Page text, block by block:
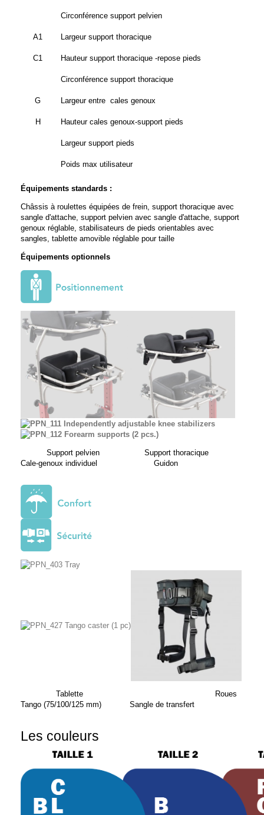
Circonférence support pelvien
A1 Largeur support thoracique
C1 Hauteur support thoracique -repose pieds
Circonférence support thoracique
G Largeur entre cales genoux
H Hauteur cales genoux-support pieds
Largeur support pieds
Poids max utilisateur
Équipements standards :
Châssis à roulettes équipées de frein, support thoracique avec
sangle d'attache, support pelvien avec sangle d'attache, support
genoux réglable, stabilisateurs de pieds orientables avec
sangles, tablette amovible réglable pour taille
Équipements optionnels
Support pelvien Support thoracique
Cale‐genoux individuel Guidon
Tablette Roues
Tango (75/100/125 mm) Sangle de transfert
Les couleurs